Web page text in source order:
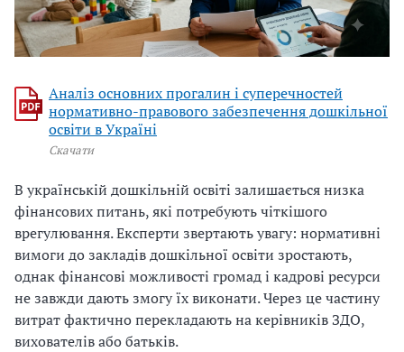
Аналіз основних прогалин і суперечностей
нормативно-правового забезпечення дошкільної
освіти в Україні
Скачати
В українській дошкільній освіті залишається низка
фінансових питань, які потребують чіткішого
врегулювання. Експерти звертають увагу: нормативні
вимоги до закладів дошкільної освіти зростають,
однак фінансові можливості громад і кадрові ресурси
не завжди дають змогу їх виконати. Через це частину
витрат фактично перекладають на керівників ЗДО,
вихователів або батьків.